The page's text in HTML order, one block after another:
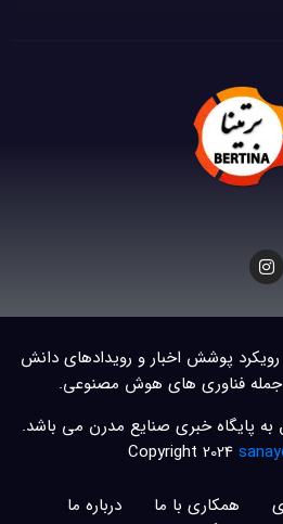
پوشش اخبار و رویدادهای دانش
جمله فناوری های هوش مصنوعی.
پایگاه خبری صنایع مدرن می باشد.
Copyright 2024
همکاری با ما
درباره ما